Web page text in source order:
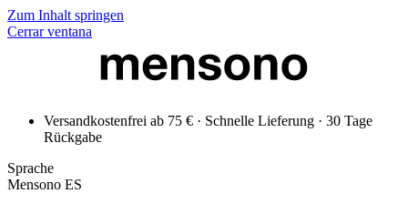
Zum Inhalt springen
Cerrar ventana
Versandkostenfrei ab 75 € · Schnelle Lieferung · 30 Tage
Rückgabe
Sprache
Mensono ES